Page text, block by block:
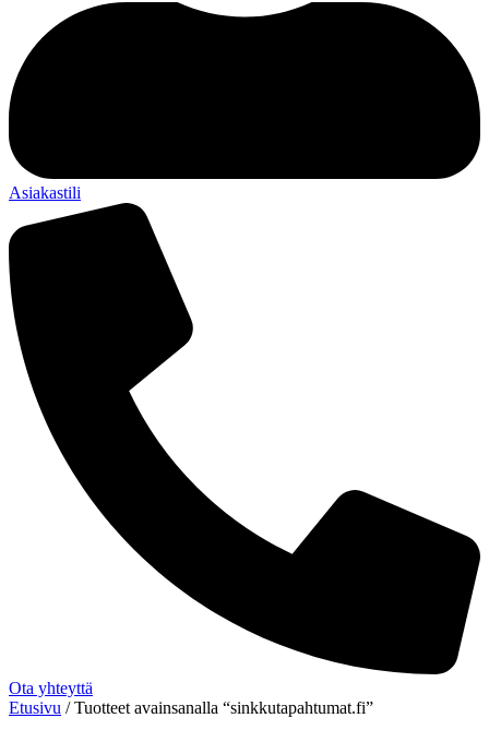
Asiakastili
Ota yhteyttä
Etusivu / Tuotteet avainsanalla “sinkkutapahtumat.fi”